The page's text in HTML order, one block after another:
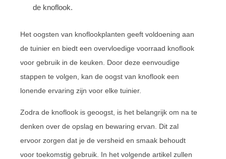
de knoflook.
Het oogsten van knoflookplanten geeft voldoening aan
de tuinier en biedt een overvloedige voorraad knoflook
voor gebruik in de keuken. Door deze eenvoudige
stappen te volgen, kan de oogst van knoflook een
lonende ervaring zijn voor elke tuinier.
Zodra de knoflook is geoogst, is het belangrijk om na te
denken over de opslag en bewaring ervan. Dit zal
ervoor zorgen dat je de versheid en smaak behoudt
voor toekomstig gebruik. In het volgende artikel zullen